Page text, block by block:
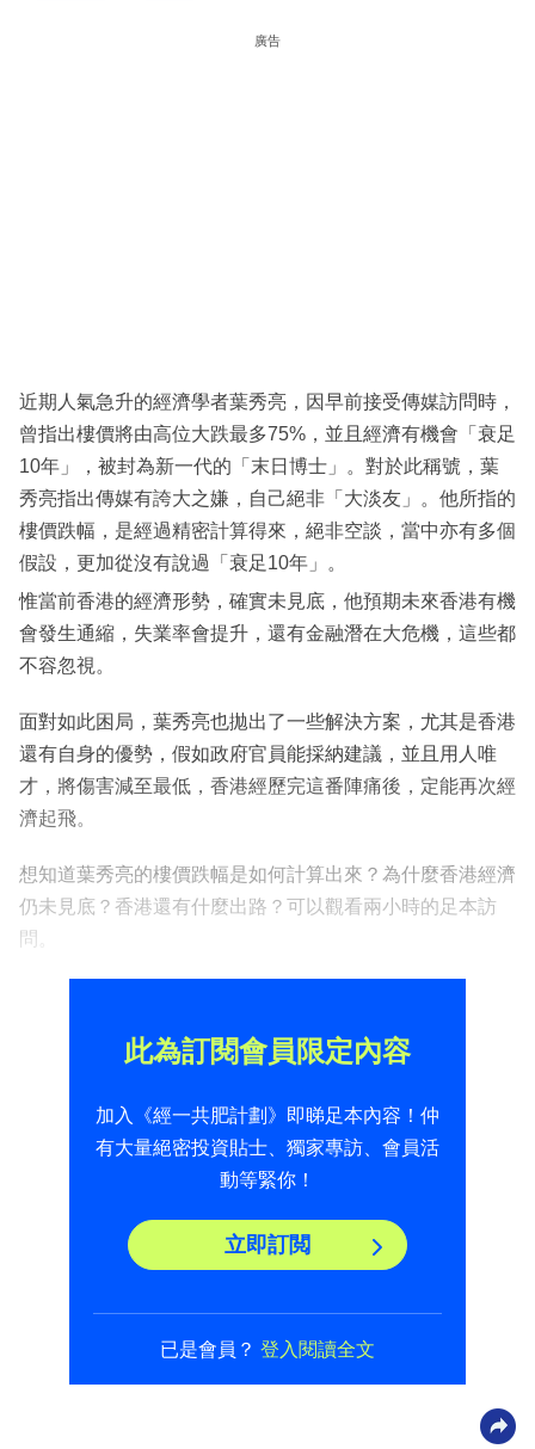
廣告
近期人氣急升的經濟學者葉秀亮，因早前接受傳媒訪問時，
曾指出樓價將由高位大跌最多75%，並且經濟有機會「衰足
10年」，被封為新一代的「末日博士」。對於此稱號，葉
秀亮指出傳媒有誇大之嫌，自己絕非「大淡友」。他所指的
樓價跌幅，是經過精密計算得來，絕非空談，當中亦有多個
假設，更加從沒有說過「衰足10年」。
惟當前香港的經濟形勢，確實未見底，他預期未來香港有機
會發生通縮，失業率會提升，還有金融潛在大危機，這些都
不容忽視。
面對如此困局，葉秀亮也拋出了一些解決方案，尤其是香港
還有自身的優勢，假如政府官員能採納建議，並且用人唯
才，將傷害減至最低，香港經歷完這番陣痛後，定能再次經
濟起飛。
想知道葉秀亮的樓價跌幅是如何計算出來？為什麼香港經濟
仍未見底？香港還有什麼出路？可以觀看兩小時的足本訪
問。
此為訂閱會員限定內容
加入《經一共肥計劃》即睇足本內容！仲
有大量絕密投資貼士、獨家專訪、會員活
動等緊你！
立即訂閲
已是會員？ 登入閱讀全文